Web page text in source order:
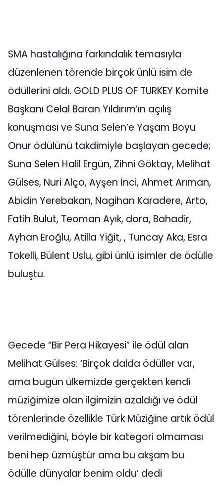
SMA hastalığına farkındalık temasıyla
düzenlenen törende birçok ünlü isim de
ödüllerini aldı. GOLD PLUS OF TURKEY Komite
Başkanı Celal Baran Yıldırım’ın açılış
konuşması ve Suna Selen’e Yaşam Boyu
Onur ödülünü takdimiyle başlayan gecede;
Suna Selen Halil Ergün, Zihni Göktay, Melihat
Gülses, Nuri Alço, Ayşen İnci, Ahmet Arıman,
Abidin Yerebakan, Nagihan Karadere, Arto,
Fatih Bulut, Teoman Ayık, dora, Bahadir,
Ayhan Eroğlu, Atilla Yiğit, , Tuncay Aka, Esra
Tokelli, Bülent Uslu, gibi ünlü isimler de ödülle
buluştu.
Gecede “Bir Pera Hikayesi” ile ödül alan
Melihat Gülses: ‘Birçok dalda ödüller var,
ama bugün ülkemizde gerçekten kendi
müziğimize olan ilgimizin azaldığı ve ödül
törenlerinde özellikle Türk Müziğine artık ödül
verilmediğini, böyle bir kategori olmaması
beni hep üzmüştür ama bu akşam bu
ödülle dünyalar benim oldu’ dedi